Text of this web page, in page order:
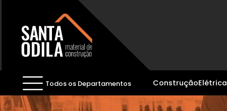
Todos os Departamentos ConstruçãoElétrica